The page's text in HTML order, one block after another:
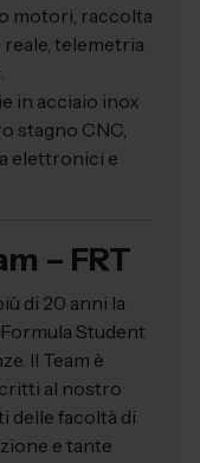
motori, raccolta
telemetria
in acciaio inox
stagno CNC,
elettronici e
– FRT
di 20 anni la
Student
Il Team è
al nostro
delle facoltà di
e tante